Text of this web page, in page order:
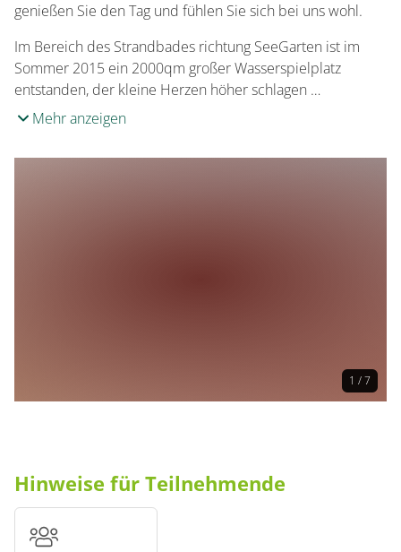
genießen Sie den Tag und fühlen Sie sich bei uns wohl.
Im Bereich des Strandbades richtung SeeGarten ist im
Sommer 2015 ein 2000qm großer Wasserspielplatz
entstanden, der kleine Herzen höher schlagen …
Mehr anzeigen
1 / 7
Hinweise für Teilnehmende